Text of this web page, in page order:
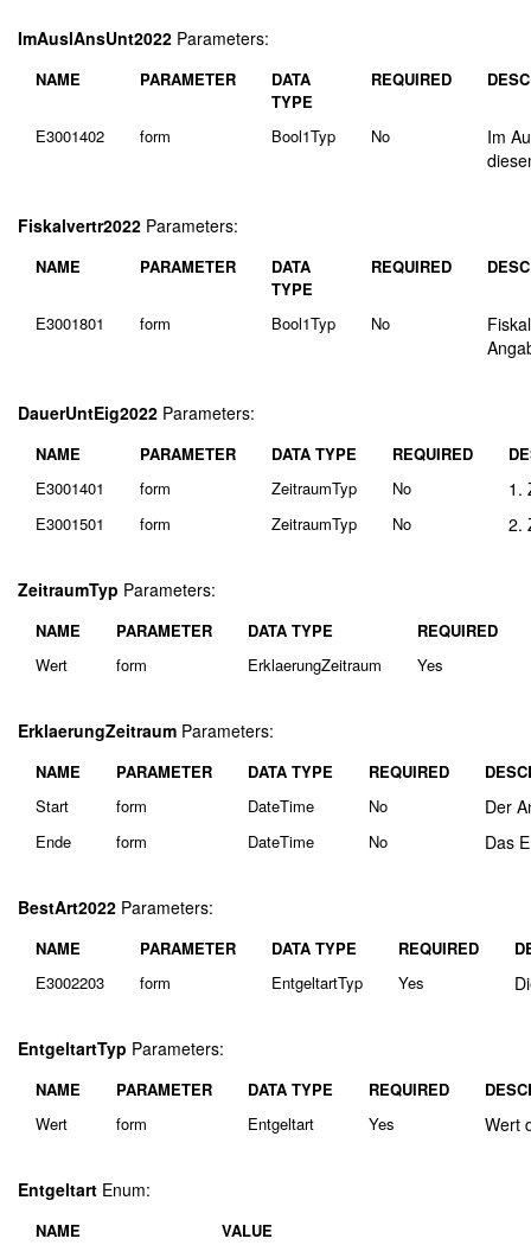
ImAuslAnsUnt2022 Parameters:
NAME PARAMETER
DATA
TYPE
REQUIRED
E3001402 form Bool1Typ No
Im
Fiskalvertr2022 Parameters:
NAME PARAMETER
DATA
TYPE
REQUIRED
E3001801 form Bool1Typ No
DauerUntEig2022 Parameters:
NAME PARAMETER DATA TYPE REQUIRED
E3001401
form ZeitraumTyp No 1.
E3001501 form ZeitraumTyp No 2.
ZeitraumTyp Parameters:
NAME PARAMETER DATA TYPE
REQUIRED
Wert
form ErklaerungZeitraum Yes
ErklaerungZeitraum Parameters:
NAME PARAMETER DATA TYPE REQUIRED
Start
form DateTime No Der
Ende form DateTime No Das
BestArt2022 Parameters:
NAME PARAMETER DATA TYPE REQUIRED
E3002203
form EntgeltartTyp Yes
EntgeltartTyp Parameters:
NAME PARAMETER DATA TYPE REQUIRED
Wert
form Entgeltart Yes Wert
Entgeltart Enum:
NAME
VALUE